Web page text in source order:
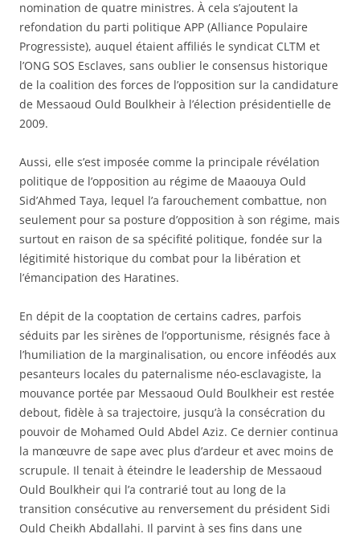
nomination de quatre ministres. À cela s’ajoutent la
refondation du parti politique APP (Alliance Populaire
Progressiste), auquel étaient affiliés le syndicat CLTM et
l’ONG SOS Esclaves, sans oublier le consensus historique
de la coalition des forces de l’opposition sur la candidature
de Messaoud Ould Boulkheir à l’élection présidentielle de
2009.
Aussi, elle s’est imposée comme la principale révélation
politique de l’opposition au régime de Maaouya Ould
Sid’Ahmed Taya, lequel l’a farouchement combattue, non
seulement pour sa posture d’opposition à son régime, mais
surtout en raison de sa spécifité politique, fondée sur la
légitimité historique du combat pour la libération et
l’émancipation des Haratines.
En dépit de la cooptation de certains cadres, parfois
séduits par les sirènes de l’opportunisme, résignés face à
l’humiliation de la marginalisation, ou encore inféodés aux
pesanteurs locales du paternalisme néo-esclavagiste, la
mouvance portée par Messaoud Ould Boulkheir est restée
debout, fidèle à sa trajectoire, jusqu’à la consécration du
pouvoir de Mohamed Ould Abdel Aziz. Ce dernier continua
la manœuvre de sape avec plus d’ardeur et avec moins de
scrupule. Il tenait à éteindre le leadership de Messaoud
Ould Boulkheir qui l’a contrarié tout au long de la
transition consécutive au renversement du président Sidi
Ould Cheikh Abdallahi. Il parvint à ses fins dans une